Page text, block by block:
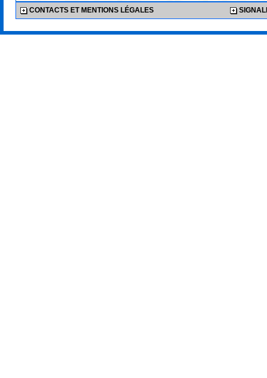
CONTACTS ET MENTIONS LÉGALES